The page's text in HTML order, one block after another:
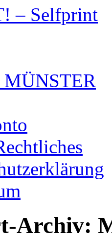
– Selfprint
MÜNSTER
Archiv: